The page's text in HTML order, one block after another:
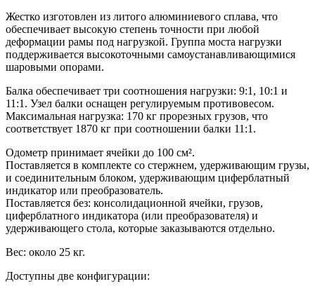
Жестко изготовлен из литого алюминиевого сплава, что
обеспечивает высокую степень точности при любой
деформации рамы под нагрузкой. Группа моста нагрузки
поддерживается высокоточными самоустанавливающимися
шаровыми опорами.
Балка обеспечивает три соотношения нагрузки: 9:1, 10:1 и
11:1. Узел балки оснащен регулируемым противовесом.
Максимальная нагрузка: 170 кг прорезных грузов, что
соответствует 1870 кг при соотношении балки 11:1.
Одометр принимает ячейки до 100 см².
Поставляется в комплекте со стержнем, удерживающим грузы,
и соединительным блоком, удерживающим циферблатный
индикатор или преобразователь.
Поставляется без: консолидационной ячейки, грузов,
циферблатного индикатора (или преобразователя) и
удерживающего стола, которые заказываются отдельно.
Вес: около 25 кг.
Доступны две конфигурации: